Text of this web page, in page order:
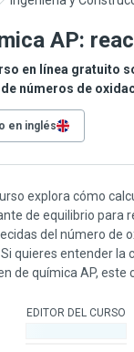
AP:
en línea gratuito
números de
en inglés
explora cómo
de equilibrio para
del número de
quieres entender la
de química AP, este
EDITOR DEL CURSO